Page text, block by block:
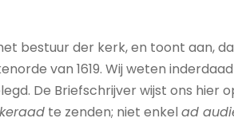
der kerk, en toont aan,
van 1619. Wij weten
De Briefschrijver wijst ons hier
te zenden; niet enkel ad